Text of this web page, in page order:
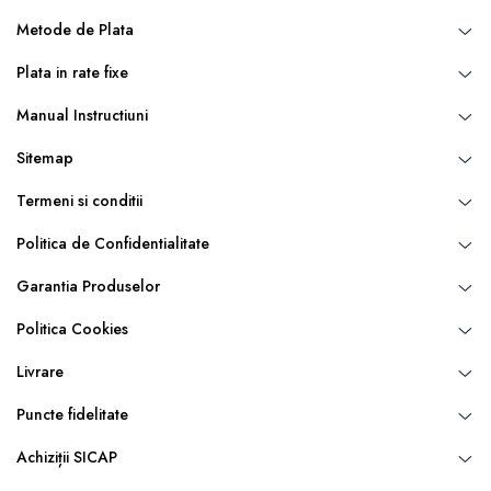
Metode de Plata
Plata in rate fixe
Manual Instructiuni
Sitemap
Termeni si conditii
Politica de Confidentialitate
Garantia Produselor
Politica Cookies
Livrare
Puncte fidelitate
Achiziții SICAP